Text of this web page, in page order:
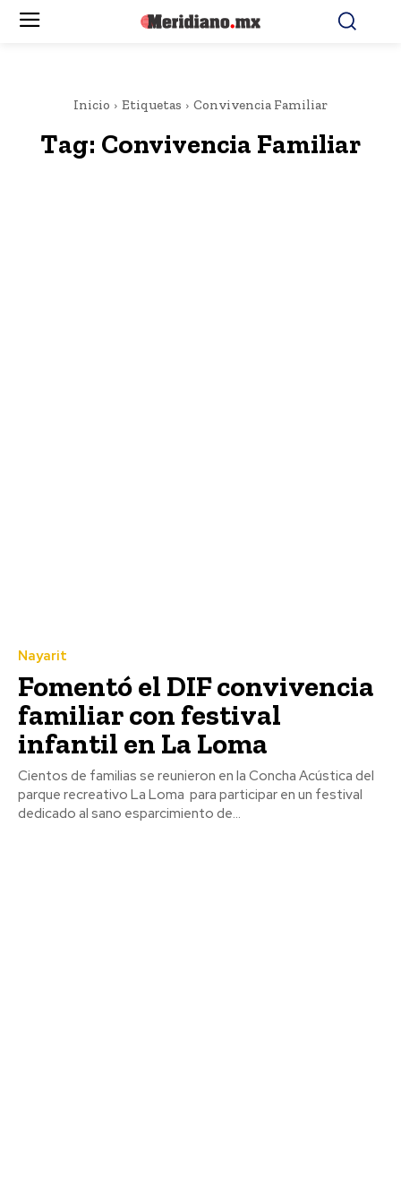
Inicio Etiquetas Convivencia Familiar
Tag: Convivencia Familiar
Nayarit
Fomentó el DIF convivencia
familiar con festival
infantil en La Loma
Cientos de familias se reunieron en la Concha Acústica del
parque recreativo La Loma para participar en un festival
dedicado al sano esparcimiento de...